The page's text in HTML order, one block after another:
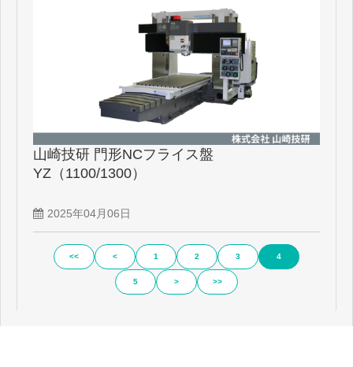
山崎技研 門形NCフライス盤
YZ（1100/1300）
2025年04月06日
<< < 1 2 3 4
5 > >>